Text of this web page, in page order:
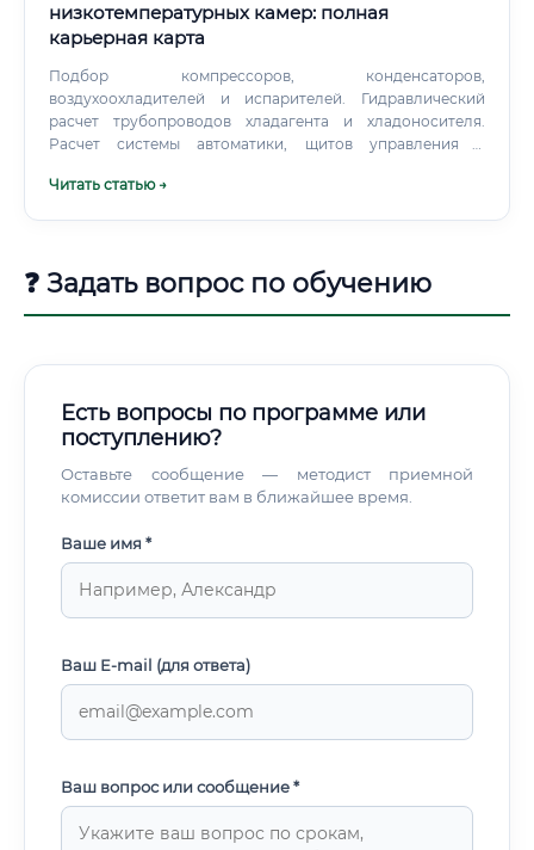
низкотемпературных камер: полная
карьерная карта
Подбор компрессоров, конденсаторов,
воздухоохладителей и испарителей. Гидравлический
расчет трубопроводов хладагента и хладоносителя.
Расчет системы автоматики, щитов управления и
Читать статью →
❓ Задать вопрос по обучению
Есть вопросы по программе или
поступлению?
Оставьте сообщение — методист приемной
комиссии ответит вам в ближайшее время.
Ваше имя *
Ваш E-mail (для ответа)
Ваш вопрос или сообщение *